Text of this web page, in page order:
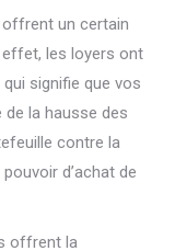
un certain
effet, les loyers ont
signifie que vos
la hausse des
contre la
d’achat de
offrent la